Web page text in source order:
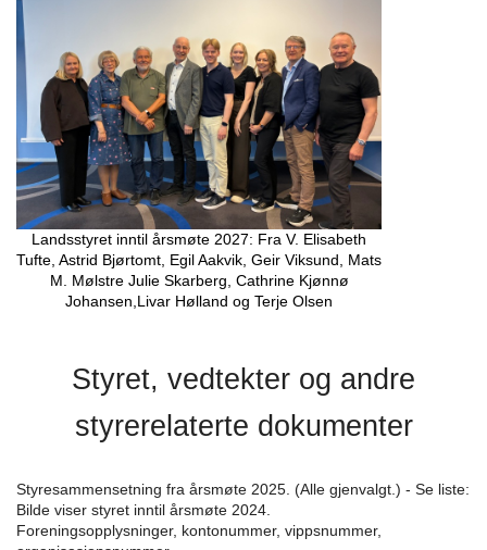
Landsstyret inntil årsmøte 2027: Fra V. Elisabeth
Tufte, Astrid Bjørtomt, Egil Aakvik, Geir Viksund, Mats
M. Mølstre Julie Skarberg, Cathrine Kjønnø
Johansen,Livar Hølland og Terje Olsen
Styret, vedtekter og andre
styrerelaterte dokumenter
Styresammensetning fra årsmøte 2025. (Alle gjenvalgt.) - Se liste:
Bilde viser styret inntil årsmøte 2024.
Foreningsopplysninger, kontonummer, vippsnummer,